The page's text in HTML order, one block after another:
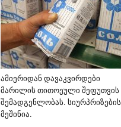
ამიერიდან დავაკვირდები
მარილის თითოეული შეფუთვის
შემადგენლობას. სიურპრიზების
მეშინია.